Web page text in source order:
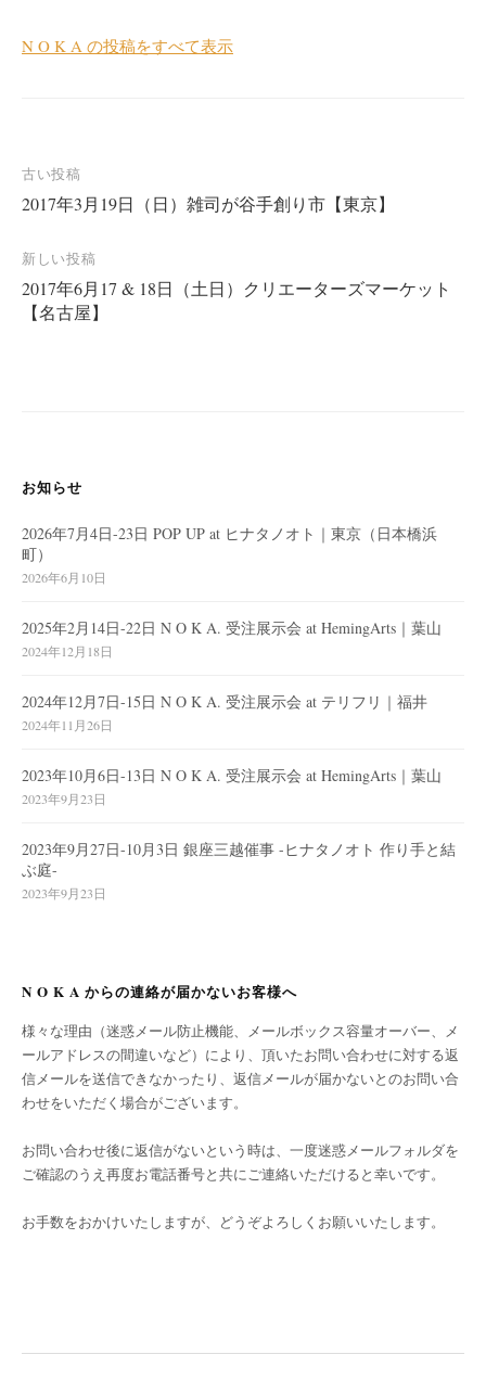
N O K A の投稿をすべて表示
投
稿
ナ
ビ
ゲ
古い投稿
2017年3月19日（日）雑司が谷手創り市【東京】
新しい投稿
2017年6月17 & 18日（土日）クリエーターズマーケット
【名古屋】
お知らせ
2026年7月4日-23日 POP UP at ヒナタノオト｜東京（日本橋浜
町）
2026年6月10日
2025年2月14日-22日 N O K A. 受注展示会 at HemingArts｜葉山
2024年12月18日
2024年12月7日-15日 N O K A. 受注展示会 at テリフリ｜福井
2024年11月26日
2023年10月6日-13日 N O K A. 受注展示会 at HemingArts｜葉山
2023年9月23日
2023年9月27日-10月3日 銀座三越催事 -ヒナタノオト 作り手と結
ぶ庭-
2023年9月23日
N O K A からの連絡が届かないお客様へ
様々な理由（迷惑メール防止機能、メールボックス容量オーバー、メ
ールアドレスの間違いなど）により、頂いたお問い合わせに対する返
信メールを送信できなかったり、返信メールが届かないとのお問い合
わせをいただく場合がございます。
お問い合わせ後に返信がないという時は、一度迷惑メールフォルダを
ご確認のうえ再度お電話番号と共にご連絡いただけると幸いです。
お手数をおかけいたしますが、どうぞよろしくお願いいたします。